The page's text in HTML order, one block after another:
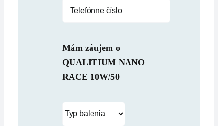
Mám záujem o
QUALITIUM NANO
RACE 10W/50